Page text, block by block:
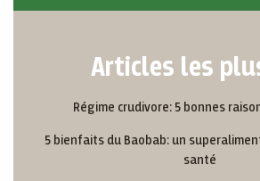
Articles les
Régime crudivore: 5 bonnes
5 bienfaits du Baobab: un
santé